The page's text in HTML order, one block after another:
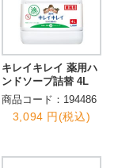
キレイキレイ 薬用ハ
ンドソープ詰替 4L
商品コード：194486
3,094 円(税込)